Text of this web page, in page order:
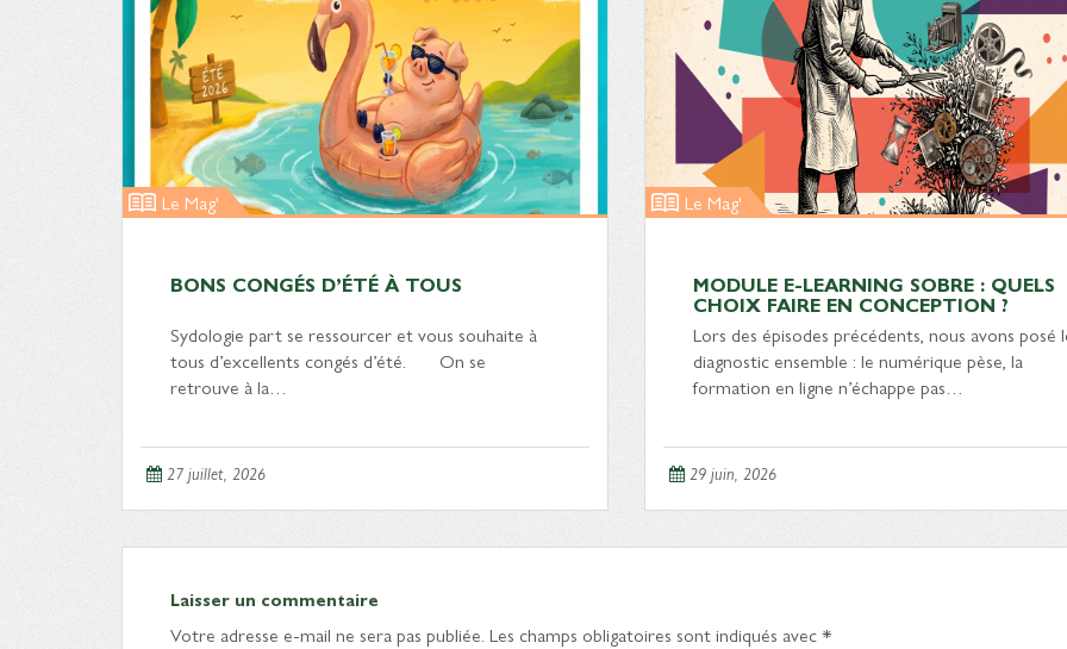
Le Mag'
BONS CONGÉS D’ÉTÉ À TOUS
Sydologie part se ressourcer et vous souhaite à
tous d’excellents congés d’été. On se
retrouve à la…
27 juillet, 2026
Le Mag'
MODULE E-LEARNING SOBRE : QUELS
CHOIX FAIRE EN CONCEPTION ?
Lors des épisodes précédents, nous avons posé
diagnostic ensemble : le numérique pèse, la
formation en ligne n’échappe pas…
29 juin, 2026
Laisser un commentaire
Votre adresse e-mail ne sera pas publiée. Les champs obligatoires sont indiqués avec*